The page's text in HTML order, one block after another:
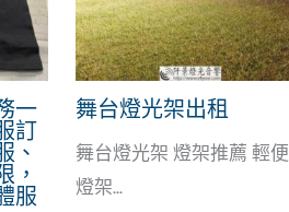
一
訂
、
，
服
舞台燈光架出租
舞台燈光架 燈架推薦 輕便
燈架...